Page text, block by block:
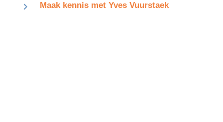
Maak kennis met Yves Vuurstaek